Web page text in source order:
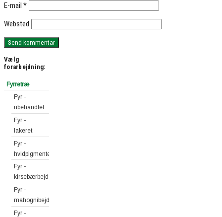
E-mail *
Websted
Vælg
forarbejdning:
Fyrretræ
Fyr -
ubehandlet
Fyr -
lakeret
Fyr -
hvidpigmenteret
Fyr -
kirsebærbejdset
Fyr -
mahognibejdset
Fyr -